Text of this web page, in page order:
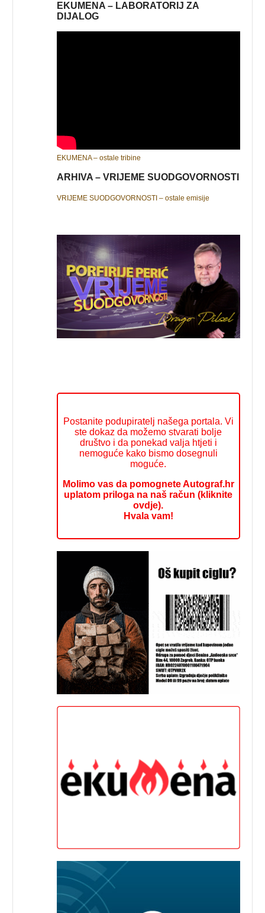
EKUMENA – LABORATORIJ ZA
DIJALOG
EKUMENA – ostale tribine
ARHIVA – VRIJEME SUODGOVORNOSTI
VRIJEME SUODGOVORNOSTI – ostale emisije
Postanite podupiratelj našega portala. Vi
ste dokaz da možemo stvarati bolje
društvo i da ponekad valja htjeti i
nemoguće kako bismo dosegnuli
moguće.
Molimo vas da pomognete Autograf.hr
uplatom priloga na naš račun (kliknite
ovdje).
Hvala vam!